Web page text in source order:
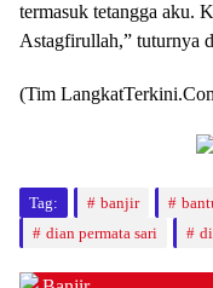
termasuk tetangga aku.
Astagfirullah,” tuturnya
(Tim
Tag: banjir
dian permata sari